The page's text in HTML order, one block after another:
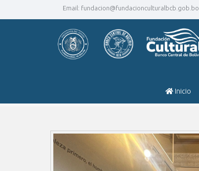
Email: fundacion@fundacionculturalbcb.gob.bo
Inicio